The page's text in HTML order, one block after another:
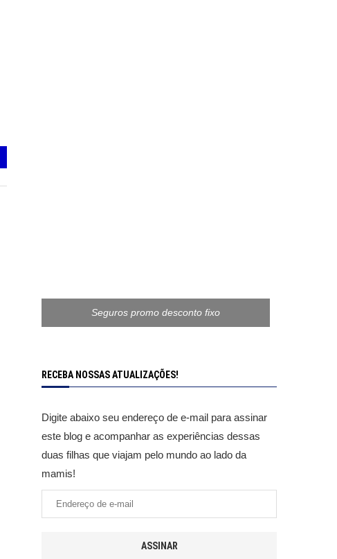
Seguros promo desconto fixo
RECEBA NOSSAS ATUALIZAÇÕES!
Digite abaixo seu endereço de e-mail para assinar
este blog e acompanhar as experiências dessas
duas filhas que viajam pelo mundo ao lado da
mamis!
ASSINAR